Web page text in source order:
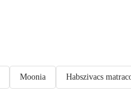
Moonia Habszivacs